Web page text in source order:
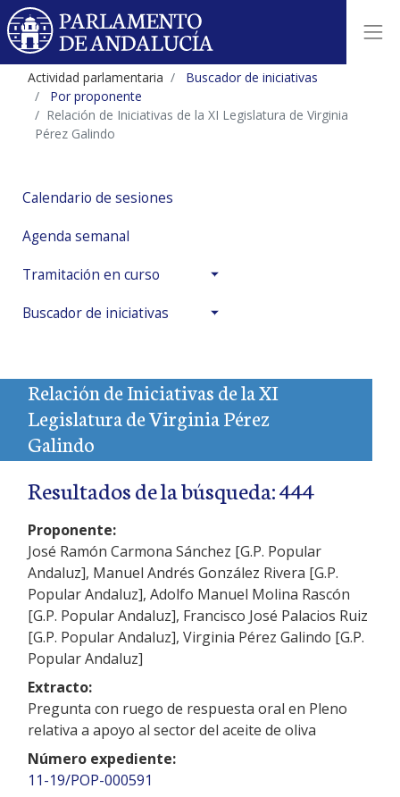
Actividad parlamentaria
Buscador de iniciativas
Por proponente
Relación de Iniciativas de la XI Legislatura de Virginia
Pérez Galindo
Calendario de sesiones
Agenda semanal
Tramitación en curso
Buscador de iniciativas
Relación de Iniciativas de la XI
Legislatura de Virginia Pérez
Galindo
Resultados de la búsqueda: 444
Proponente:
José Ramón Carmona Sánchez [G.P. Popular
Andaluz], Manuel Andrés González Rivera [G.P.
Popular Andaluz], Adolfo Manuel Molina Rascón
[G.P. Popular Andaluz], Francisco José Palacios Ruiz
[G.P. Popular Andaluz], Virginia Pérez Galindo [G.P.
Popular Andaluz]
Extracto:
Pregunta con ruego de respuesta oral en Pleno
relativa a apoyo al sector del aceite de oliva
Número expediente:
11-19/POP-000591